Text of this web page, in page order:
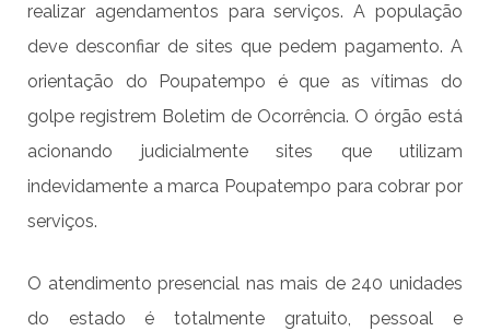
realizar agendamentos para serviços. A população
deve desconfiar de sites que pedem pagamento. A
orientação do Poupatempo é que as vítimas do
golpe registrem Boletim de Ocorrência. O órgão está
acionando judicialmente sites que utilizam
indevidamente a marca Poupatempo para cobrar por
serviços.
O atendimento presencial nas mais de 240 unidades
do estado é totalmente gratuito, pessoal e